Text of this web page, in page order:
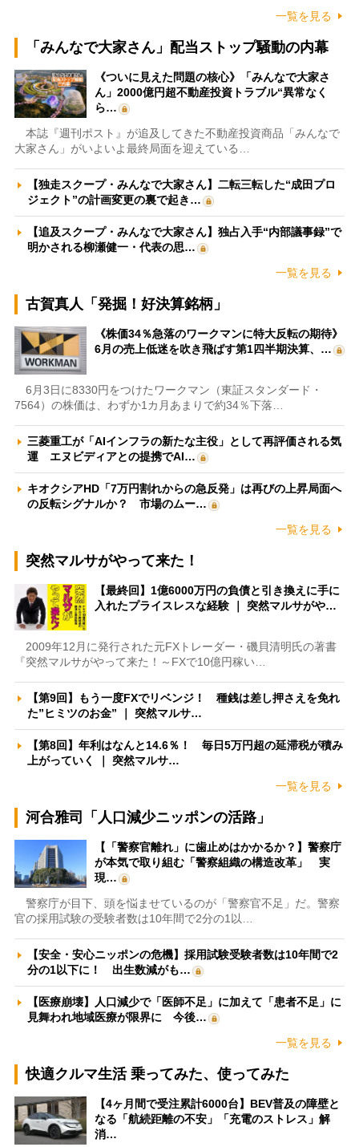
一覧を見る
「みんなで大家さん」配当ストップ騒動の内幕
《ついに見えた問題の核心》「みんなで大家さ
ん」2000億円超不動産投資トラブル“異常なく
ら…
本誌『週刊ポスト』が追及してきた不動産投資商品「みんなで
大家さん」がいよいよ最終局面を迎えている…
【独走スクープ・みんなで大家さん】二転三転した“成田プロ
ジェクト”の計画変更の裏で起き…
【追及スクープ・みんなで大家さん】独占入手“内部議事録”で
明かされる柳瀬健一・代表の思…
一覧を見る
古賀真人「発掘！好決算銘柄」
《株価34％急落のワークマンに特大反転の期待》
6月の売上低迷を吹き飛ばす第1四半期決算、…
6月3日に8330円をつけたワークマン（東証スタンダード・
7564）の株価は、わずか1カ月あまりで約34％下落…
三菱重工が「AIインフラの新たな主役」として再評価される気
運 エヌビディアとの提携でAI…
キオクシアHD「7万円割れからの急反発」は再びの上昇局面へ
の反転シグナルか？ 市場のムー…
一覧を見る
突然マルサがやって来た！
【最終回】1億6000万円の負債と引き換えに手に
入れたプライスレスな経験 ｜ 突然マルサがや…
2009年12月に発行された元FXトレーダー・磯貝清明氏の著書
『突然マルサがやって来た！～FXで10億円稼い…
【第9回】もう一度FXでリベンジ！ 種銭は差し押さえを免れ
た”ヒミツのお金” ｜ 突然マルサ…
【第8回】年利はなんと14.6％！ 毎日5万円超の延滞税が積み
上がっていく ｜ 突然マルサ…
一覧を見る
河合雅司「人口減少ニッポンの活路」
【「警察官離れ」に歯止めはかかるか？】警察庁
が本気で取り組む「警察組織の構造改革」 実
現…
警察庁が目下、頭を悩ませているのが「警察官不足」だ。警察
官の採用試験の受験者数は10年間で2分の1以…
【安全・安心ニッポンの危機】採用試験受験者数は10年間で2
分の1以下に！ 出生数減がも…
【医療崩壊】人口減少で「医師不足」に加えて「患者不足」に
見舞われ地域医療が限界に 今後…
一覧を見る
快適クルマ生活 乗ってみた、使ってみた
【4ヶ月間で受注累計6000台】BEV普及の障壁と
なる「航続距離の不安」「充電のストレス」解
消…